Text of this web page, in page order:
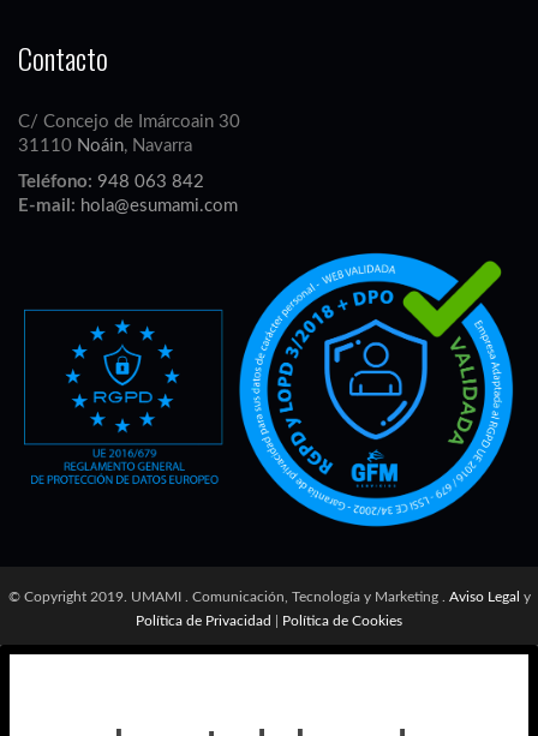
Contacto
C/ Concejo de Imárcoain 30
31110 Noáin, Navarra
Teléfono: 948 063 842
E-mail: hola@esumami.com
© Copyright 2019. UMAMI . Comunicación, Tecnología y Marketing . Aviso Legal y
Política de Privacidad
Política de Cookies